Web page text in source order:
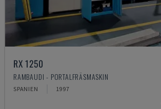
RX 1250
RAMBAUDI - PORTALFRÄSMASKIN
SPANIEN 1997